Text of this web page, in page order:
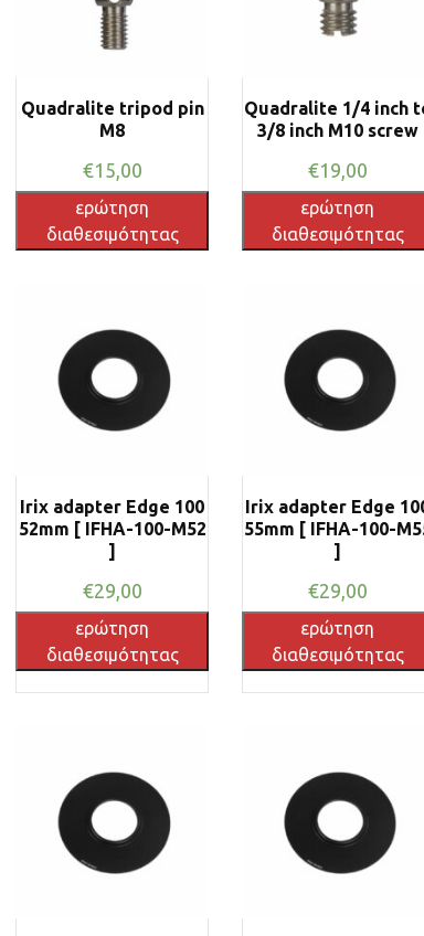
Quadralite tripod pin
M8
€15,00
ερώτηση
διαθεσιμότητας
Quadralite 1/4 inch
3/8 inch M10 screw
€19,00
ερώτηση
διαθεσιμότητας
Irix adapter Edge 100
52mm [ IFHA-100-M52
]
€29,00
ερώτηση
διαθεσιμότητας
Irix adapter Edge
55mm [ IFHA-100-
]
€29,00
ερώτηση
διαθεσιμότητας